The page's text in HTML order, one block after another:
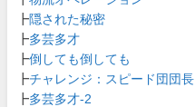
┣隠された秘密
┣多芸多才
┣倒しても倒しても
┣チャレンジ：スピード団団長
┣多芸多才-2